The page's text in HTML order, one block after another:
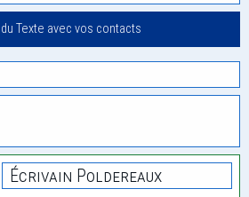
Texte avec vos contacts
Écrivain Poldereaux